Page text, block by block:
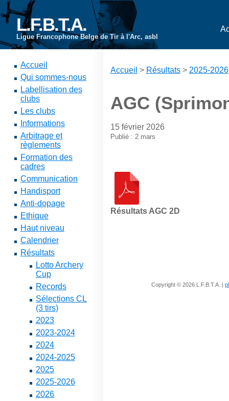
L.F.B.T.A.
Ligue Francophone Belge de Tir à l'Arc, asbl
Accueil
Qui sommes-nous
Labellisation des
clubs
Les clubs
Informations
Arbitrage et
règlements
Formation des
cadres
Communication
Handisport
Anti-dopage
Ethique
Haut niveau
Calendrier
Résultats
Lotto Archery
Cup
Records
Sélections CL
(3 tirs)
2023
2023-2024
2024
2024-2025
2025
2025-2026
2026
Accueil > Résultats> 2025-2026
AGC
15 février 2026
Publié : 2 mars
Résultats AGC 2D
Copyright © 2026 L.F.B.T.A. |